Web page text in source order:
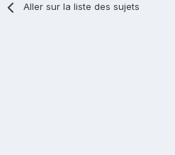
Aller sur la liste des sujets